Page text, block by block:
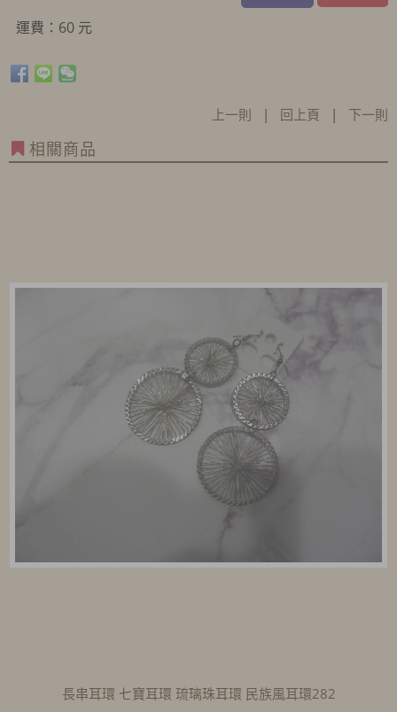
運費：60 元
上一則 | 回上頁 | 下一則
相關商品
長串耳環 七寶耳環 琉璃珠耳環 民族風耳環282